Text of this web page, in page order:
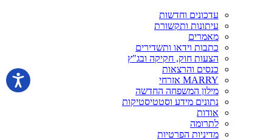
עדכונים וחדשות
עיתונות ותקשורת
מאמרים
כתבות וידאו ותשדירים
הצעות חוק, חקיקה ובג"ץ
כנסים והרצאות
MARRY אזרחי
מילון המשפחה החדשה
נתונים מידע וסטטיסטיקות
אודות
לתרומה
מדיניות הפרטיות